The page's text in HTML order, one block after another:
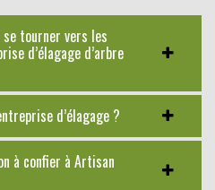
tourner vers les
d’élagage d’arbre
d’élagage ?
à confier à Artisan